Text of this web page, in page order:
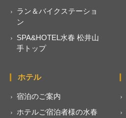
ラン＆バイクステーショ
ン
SPA&HOTEL水春 松井山
手トップ
ホテル
宿泊のご案内
ホテルご宿泊者様の水春